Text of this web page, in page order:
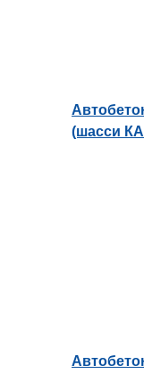
(шасси